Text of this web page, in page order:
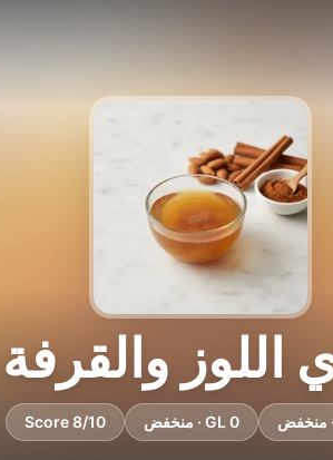
اللوز والقرفة
GL 0 · منخفض Score 8/10